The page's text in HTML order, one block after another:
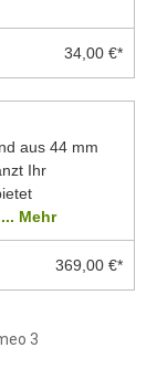
34,00 €*
aus 44 mm
Ihr
... Mehr
369,00 €*
3